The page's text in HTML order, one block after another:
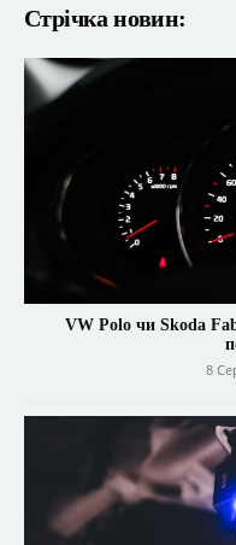
Стрічка новин:
VW Polo чи Skoda
8